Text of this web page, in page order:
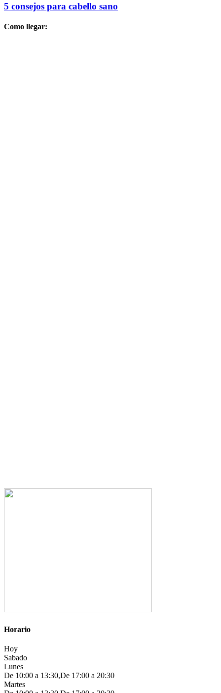
5 consejos para cabello sano
Como llegar:
Horario
Hoy
Sabado
Lunes
De 10:00 a 13:30,De 17:00 a 20:30
Martes